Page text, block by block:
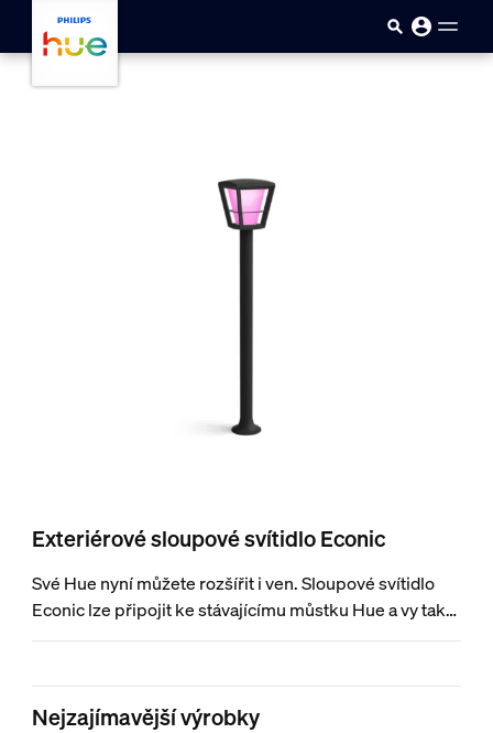
Přejít k hlavnímu obsahu
Exteriérové sloupové svítidlo Econic
Své Hue nyní můžete rozšířit i ven. Sloupové svítidlo
Econic lze připojit ke stávajícímu můstku Hue a vy tak
budete moci využívat veškeré funkce jako ovládání
navodit jakoukoli atmosféru. Balení neobsahuje
můstek Philips Hue.
Nejzajímavější výrobky